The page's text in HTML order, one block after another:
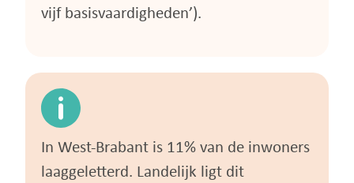
vijf basisvaardigheden’).
In West-Brabant is 11% van de inwoners
laaggeletterd. Landelijk ligt dit